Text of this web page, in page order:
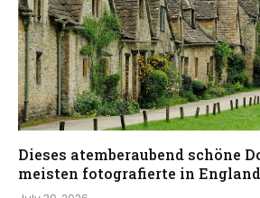
Dieses atemberaubend schöne
meisten fotografierte in England